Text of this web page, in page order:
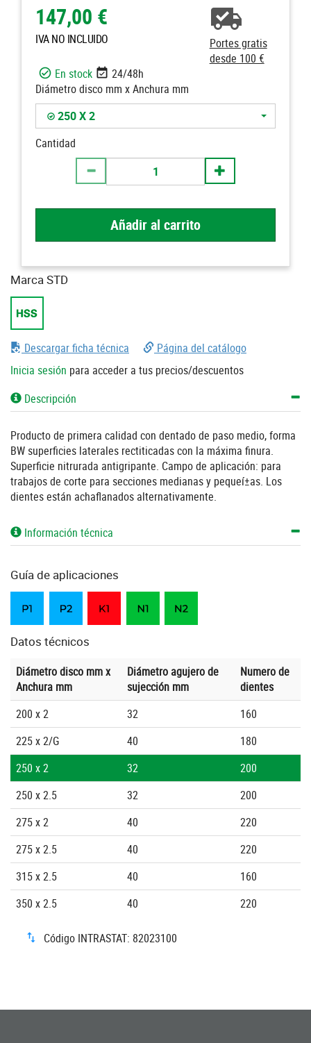
147,00 €
IVA NO INCLUIDO
Portes gratis
desde 100 €
En stock
24/48h
Diámetro disco mm x Anchura mm
250 X 2
Cantidad
Añadir al carrito
Marca STD
Descargar ficha técnica
Página del catálogo
Inicia sesión para acceder a tus precios/descuentos
Descripción
Producto de primera calidad con dentado de paso medio, forma
BW superficies laterales rectiticadas con la máxima finura.
Superficie nitrurada antigripante. Campo de aplicación: para
trabajos de corte para secciones medianas y pequeí±as. Los
dientes están achaflanados alternativamente.
Información técnica
Guía de aplicaciones
Datos técnicos
Diámetro disco mm x
Anchura mm
Diámetro agujero de
sujección mm
Numero de
dientes
200 x 2
32
160
225 x 2/G
40
180
250 x 2
32
200
250 x 2.5
32
200
275 x 2
40
220
275 x 2.5
40
220
315 x 2.5
40
160
350 x 2.5
40 220
Código INTRASTAT: 82023100